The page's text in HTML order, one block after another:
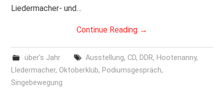
Liedermacher- und…
Continue Reading →
über's Jahr Ausstellung, CD, DDR, Hootenanny,
LIedermacher,Oktoberklub, Podiumsgespräch,
Singebewegung